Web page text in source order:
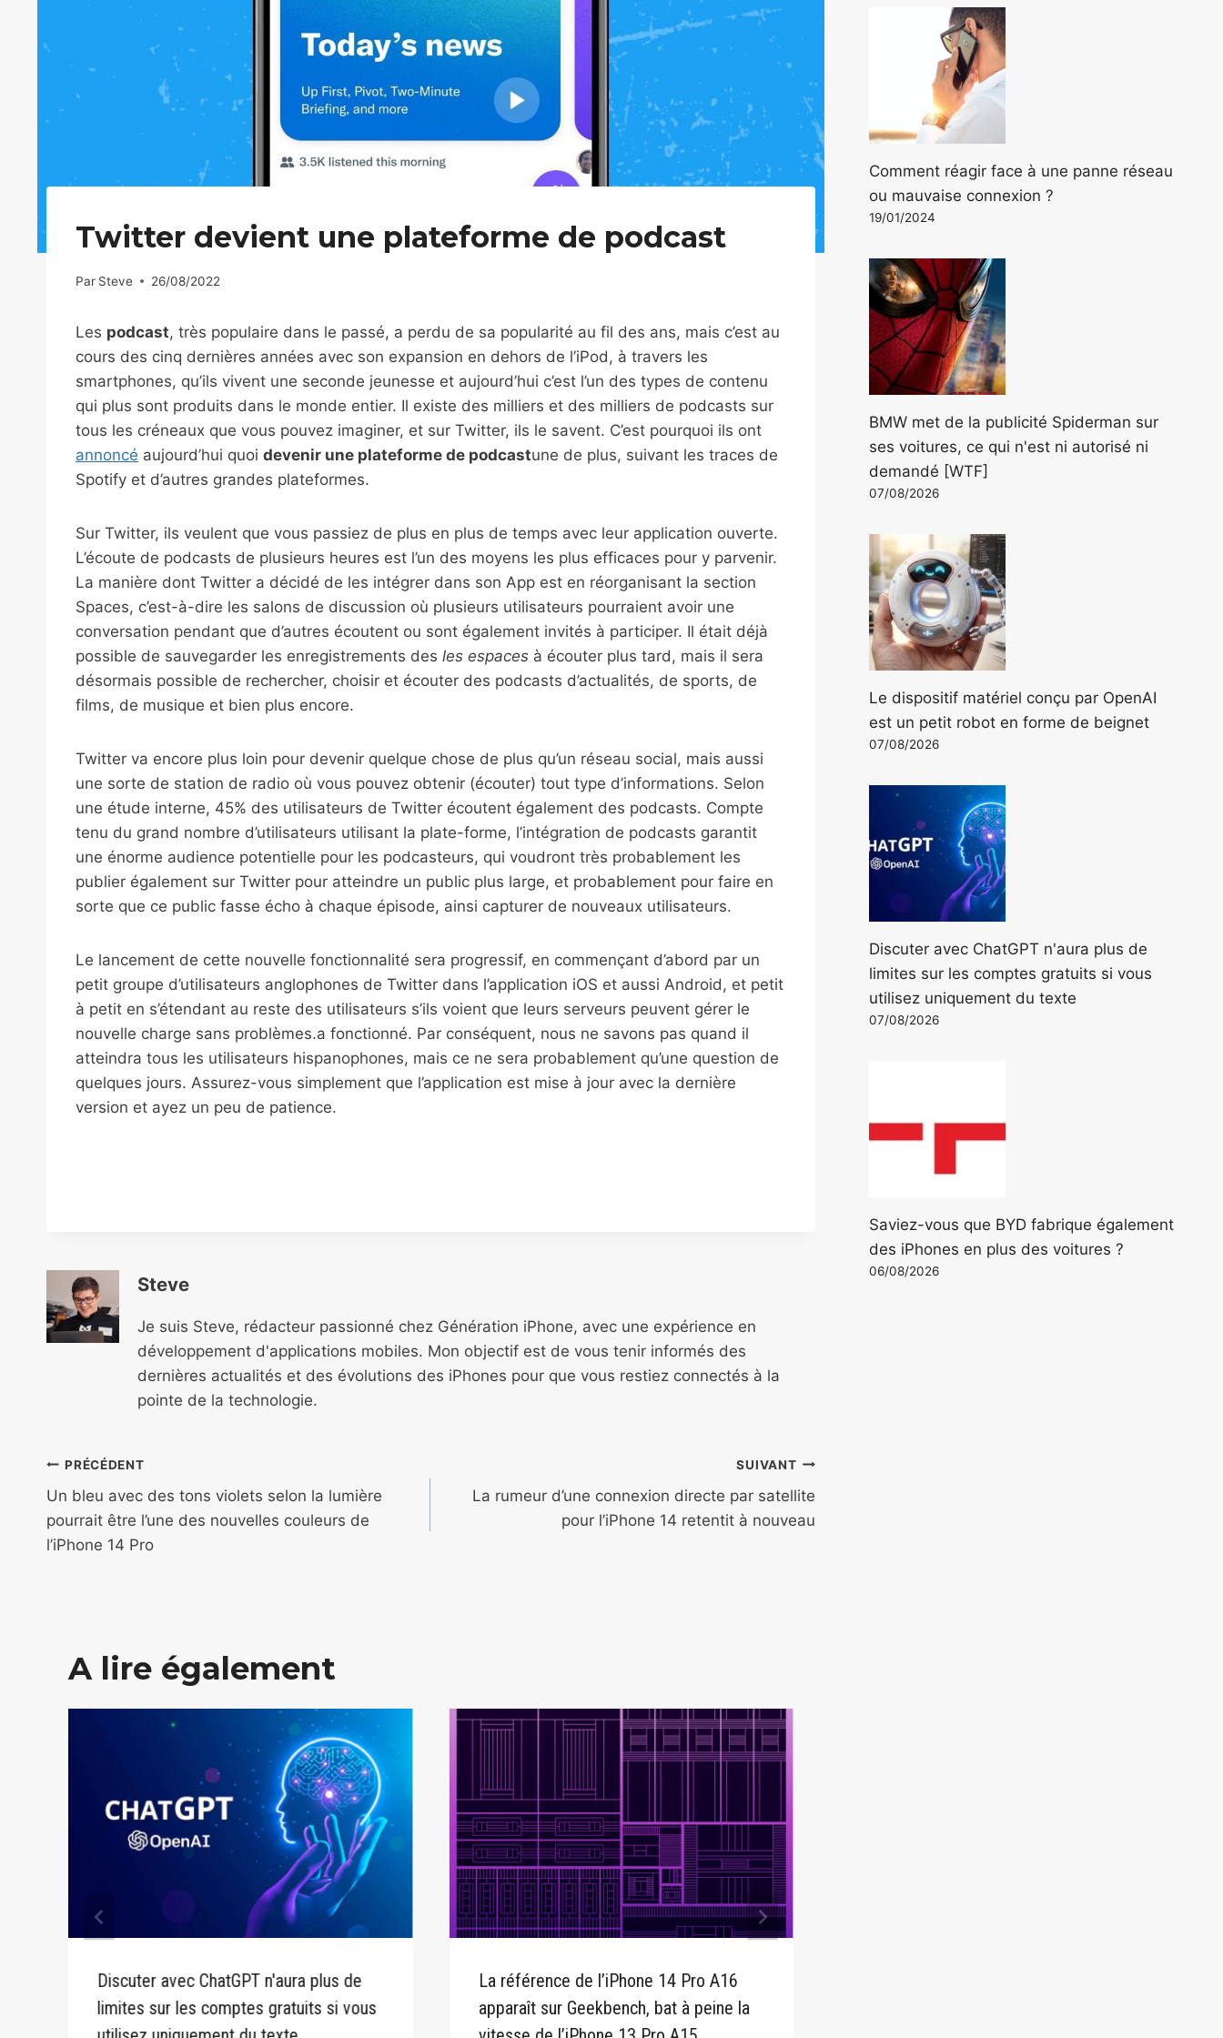
Twitter devient une plateforme de podcast
Par Steve 26/08/2022
Les podcast, très populaire dans le passé, a perdu de sa popularité au fil des ans, mais c’est au
cours des cinq dernières années avec son expansion en dehors de l’iPod, à travers les
smartphones, qu’ils vivent une seconde jeunesse et aujourd’hui c’est l’un des types de contenu
qui plus sont produits dans le monde entier. Il existe des milliers et des milliers de podcasts sur
tous les créneaux que vous pouvez imaginer, et sur Twitter, ils le savent. C’est pourquoi ils ont
annoncé aujourd’hui quoi devenir une plateforme de podcastune de plus, suivant les traces de
Spotify et d’autres grandes plateformes.
Sur Twitter, ils veulent que vous passiez de plus en plus de temps avec leur application ouverte.
L’écoute de podcasts de plusieurs heures est l’un des moyens les plus efficaces pour y parvenir.
La manière dont Twitter a décidé de les intégrer dans son App est en réorganisant la section
Spaces, c’est-à-dire les salons de discussion où plusieurs utilisateurs pourraient avoir une
conversation pendant que d’autres écoutent ou sont également invités à participer. Il était déjà
possible de sauvegarder les enregistrements des les espaces à écouter plus tard, mais il sera
désormais possible de rechercher, choisir et écouter des podcasts d’actualités, de sports, de
films, de musique et bien plus encore.
Twitter va encore plus loin pour devenir quelque chose de plus qu’un réseau social, mais aussi
une sorte de station de radio où vous pouvez obtenir (écouter) tout type d’informations. Selon
une étude interne, 45% des utilisateurs de Twitter écoutent également des podcasts. Compte
tenu du grand nombre d’utilisateurs utilisant la plate-forme, l’intégration de podcasts garantit
une énorme audience potentielle pour les podcasteurs, qui voudront très probablement les
publier également sur Twitter pour atteindre un public plus large, et probablement pour faire en
sorte que ce public fasse écho à chaque épisode, ainsi capturer de nouveaux utilisateurs.
Le lancement de cette nouvelle fonctionnalité sera progressif, en commençant d’abord par un
petit groupe d’utilisateurs anglophones de Twitter dans l’application iOS et aussi Android, et petit
à petit en s’étendant au reste des utilisateurs s’ils voient que leurs serveurs peuvent gérer le
nouvelle charge sans problèmes.a fonctionné. Par conséquent, nous ne savons pas quand il
atteindra tous les utilisateurs hispanophones, mais ce ne sera probablement qu’une question de
quelques jours. Assurez-vous simplement que l’application est mise à jour avec la dernière
version et ayez un peu de patience.
Steve
Je suis Steve, rédacteur passionné chez Génération iPhone, avec une expérience en
développement d'applications mobiles. Mon objectif est de vous tenir informés des
dernières actualités et des évolutions des iPhones pour que vous restiez connectés à la
pointe de la technologie.
Navigation
de
l’article
PRÉCÉDENT
Un bleu avec des tons violets selon la lumière
pourrait être l’une des nouvelles couleurs de
l’iPhone 14 Pro
SUIVANT
La rumeur d’une connexion directe par satellite
pour l’iPhone 14 retentit à nouveau
A lire également
Discuter avec ChatGPT n'aura plus de
limites sur les comptes gratuits si vous
La référence de l’iPhone 14 Pro A16
apparaît sur Geekbench, bat à peine la
Comment réagir face à une panne réseau
ou mauvaise connexion ?
19/01/2024
BMW met de la publicité Spiderman sur
ses voitures, ce qui n'est ni autorisé ni
demandé [WTF]
07/08/2026
Le dispositif matériel conçu par OpenAI
est un petit robot en forme de beignet
07/08/2026
Discuter avec ChatGPT n'aura plus de
limites sur les comptes gratuits si vous
utilisez uniquement du texte
07/08/2026
Saviez-vous que BYD fabrique également
des iPhones en plus des voitures ?
06/08/2026